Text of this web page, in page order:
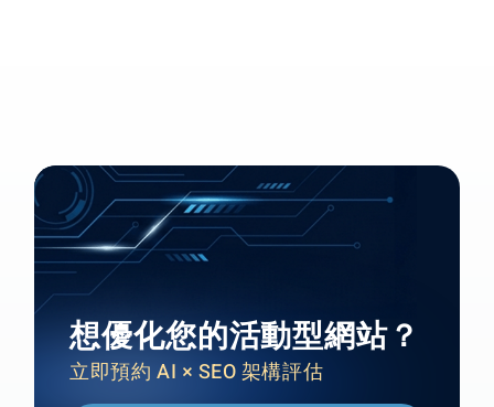
想優化您的活動型網站？
立即預約 AI × SEO 架構評估